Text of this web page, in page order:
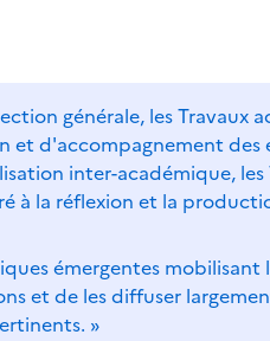
générale, les
d'accompagnement des
inter-académique,
à la réflexion et la
émergentes
et de les diffuser
»